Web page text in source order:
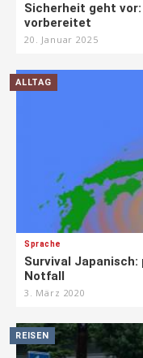
Sicherheit geht vor:
vorbereitet
20. Januar 2025
ALLTAG
Sprache
Survival Japanisch:
Notfall
3. März 2020
REISEN